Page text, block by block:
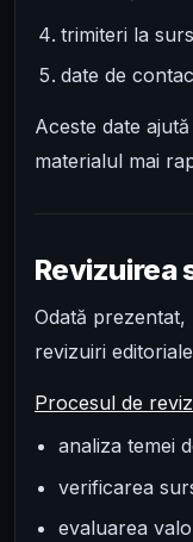
trimiteri la
date de
Aceste date
materialul mai
Revizuirea
Odată prezentat,
revizuiri
Procesul de
analiza temei
verificarea
evaluarea